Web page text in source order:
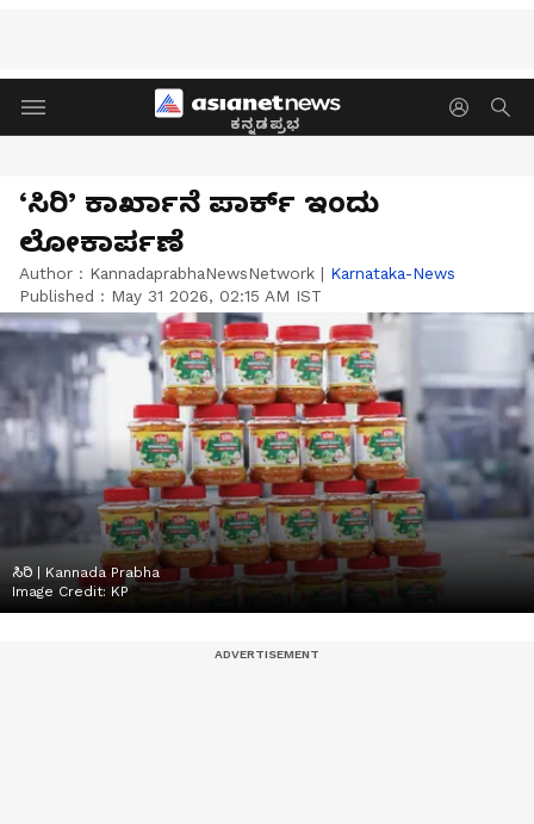
ಕನ್ನಡಪ್ರಭ
‘ಸಿರಿ’ ಕಾರ್ಖಾನೆ ಪಾರ್ಕ್ ಇಂದು
ಲೋಕಾರ್ಪಣೆ
Author : KannadaprabhaNewsNetwork | Karnataka-News
Published : May 31 2026, 02:15 AM IST
ಸಿರಿ | Kannada Prabha
Image Credit: KP